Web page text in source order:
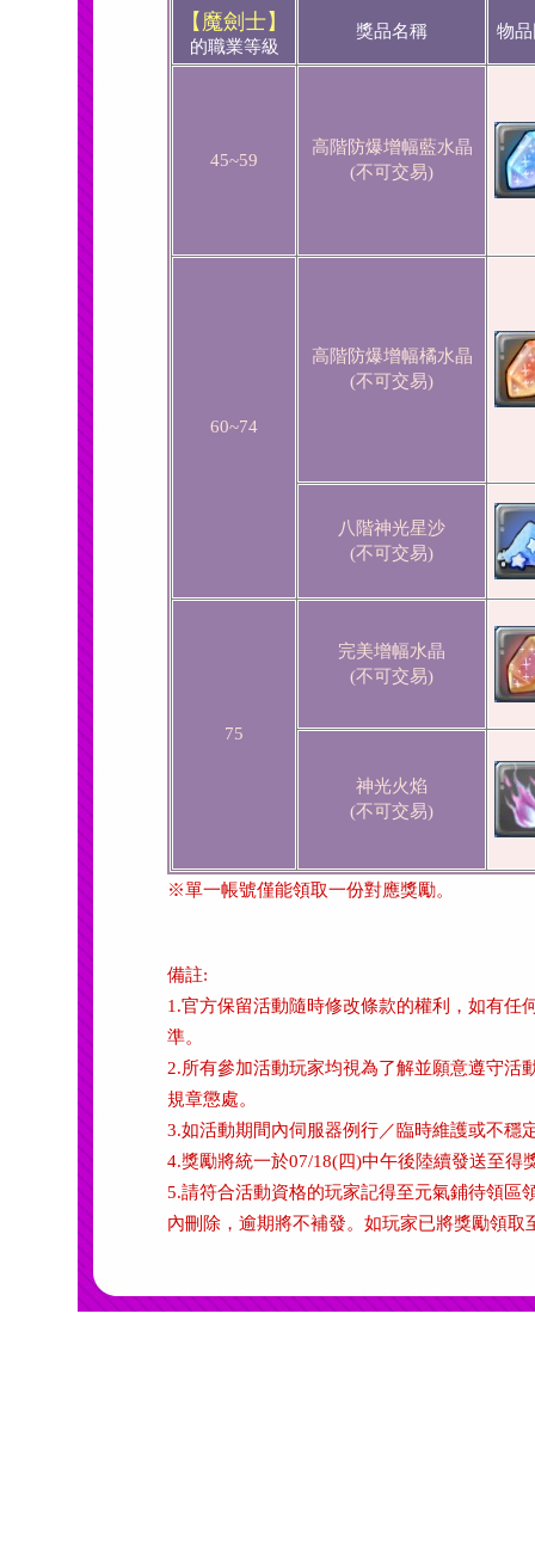
【魔劍士】
的職業等級
獎品名稱 物
45~59
高階防爆增幅藍水晶
(不可交易)
60~74
高階防爆增幅橘水晶
(不可交易)
八階神光星沙
(不可交易)
75
完美增幅水晶
(不可交易)
神光火焰
(不可交易)
※單一帳號僅能領取一份對應獎勵。
備註:
1.官方保留活動隨時修改條款的權利，如有任
準。
2.所有參加活動玩家均視為了解並願意遵守活
規章懲處。
3.如活動期間內伺服器例行／臨時維護或不穩
4.獎勵將統一於07/18(四)中午後陸續發送至得
5.請符合活動資格的玩家記得至元氣鋪待領區
內刪除，逾期將不補發。如玩家已將獎勵領